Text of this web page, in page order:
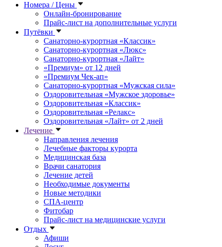
Номера / Цены
Онлайн-бронирование
Прайс-лист на дополнительные услуги
Путёвки
Санаторно-курортная «Классик»
Санаторно-курортная «Люкс»
Санаторно-курортная «Лайт»
«Премиум» от 12 дней
«Премиум Чек-ап»
Санаторно-курортная «Мужская сила»
Оздоровительная «Мужское здоровье»
Оздоровительная «Классик»
Оздоровительная «Релакс»
Оздоровительная «Лайт» от 2 дней
Лечение
Направления лечения
Лечебные факторы курорта
Медицинская база
Врачи санатория
Лечение детей
Необходимые документы
Новые методики
СПА-центр
Фитобар
Прайс-лист на медицинские услуги
Отдых
Афиши